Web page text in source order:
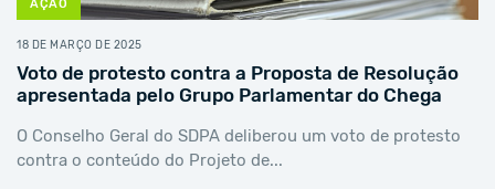
AÇÃO
18 DE MARÇO DE 2025
Voto de protesto contra a Proposta de Resolução
apresentada pelo Grupo Parlamentar do Chega
O Conselho Geral do SDPA deliberou um voto de protesto
contra o conteúdo do Projeto de...